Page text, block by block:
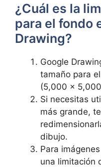
¿Cuál es la
para el fondo
Drawing?
Google
tamaño para
(5,000 x
Si necesitas
más‌ grande,
dibujo.
Para
una⁤ limitación